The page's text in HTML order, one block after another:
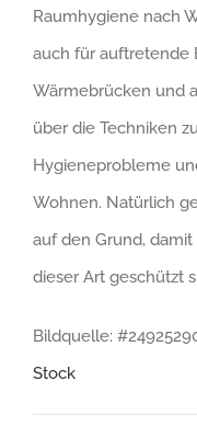
Raumhygiene nach
auch für auftretende
Wärmebrücken und
über die Techniken
Hygieneprobleme
Wohnen. Natürlich
auf den Grund,
dieser Art geschützt
Bildquelle:
Stock